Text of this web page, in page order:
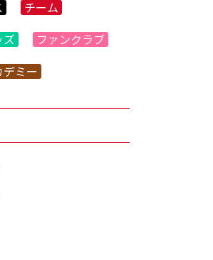
チーム
ズ ファンクラブ
デミー